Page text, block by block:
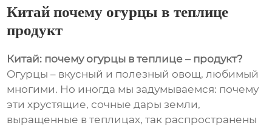
Китай почему огурцы в теплице
продукт
Китай: почему огурцы в теплице – продукт?
Огурцы – вкусный и полезный овощ, любимый
многими. Но иногда мы задумываемся: почему
эти хрустящие, сочные дары земли,
выращенные в теплицах, так распространены